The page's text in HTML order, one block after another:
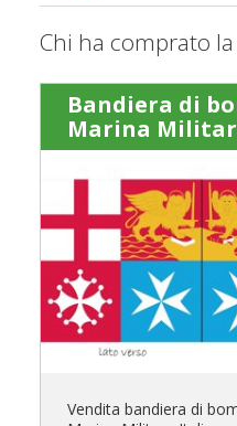
Chi ha comprato la
Bandiera di
Marina
Vendita bandiera di